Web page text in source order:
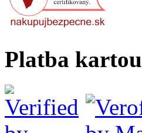
Platba kartou